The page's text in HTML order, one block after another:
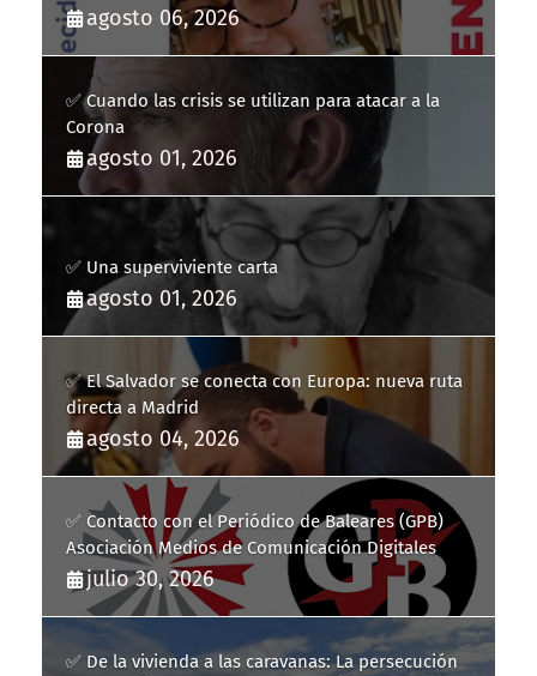
agosto 06, 2026
✅ Cuando las crisis se utilizan para atacar a la
Corona
agosto 01, 2026
✅ Una superviviente carta
agosto 01, 2026
✅ El Salvador se conecta con Europa: nueva ruta
directa a Madrid
agosto 04, 2026
✅ Contacto con el Periódico de Baleares (GPB)
Asociación Medios de Comunicación Digitales
julio 30, 2026
✅ De la vivienda a las caravanas: La persecución